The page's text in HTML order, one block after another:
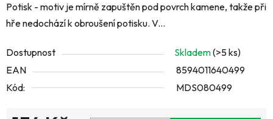
Potisk - motiv je mírně zapuštěn pod povrch kamene, takže při
hře nedochází k obroušení potisku. V...
Dostupnost Skladem(>5 ks)
EAN
8594011640499
Kód:
MDS080499